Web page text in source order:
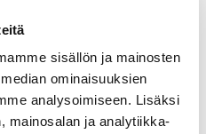
sisällön ja mainosten
ominaisuuksien
analysoimiseen. Lisäksi
mainosalan ja analytiikka-